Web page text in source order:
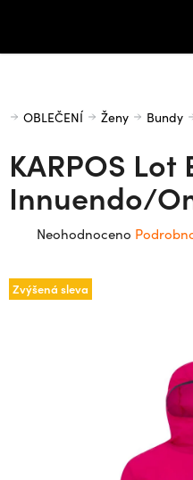
Domů
OBLEČENÍ Ženy Bundy
KARPOS Lot
Innuendo/
Průměrné
produktu
je
Neohodnoceno
Zvýšená sleva